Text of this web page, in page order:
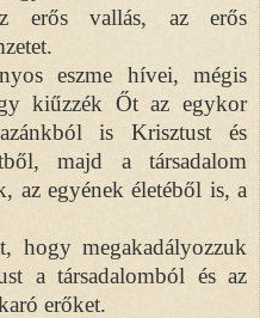
erős vallás, az erős
eszme hívei, mégis
kiűzzék Őt az egykor
is Krisztust és
majd a társadalom
az egyének életéből is, a
hogy megakadályozzuk
a társadalomból és az
erőket.